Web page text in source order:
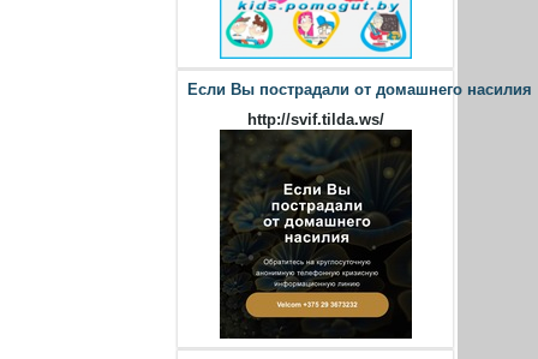
Если Вы пострадали от домашнего насилия
http://svif.tilda.ws/